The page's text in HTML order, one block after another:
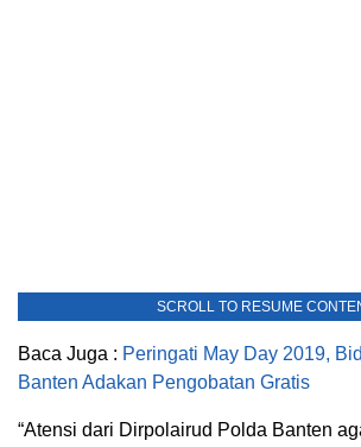
SCROLL TO RESUME
Baca Juga : Peringati May Day 2019,
Banten Adakan Pengobatan Gratis
“Atensi dari Dirpolairud Polda Banten